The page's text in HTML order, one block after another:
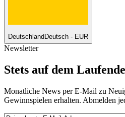
Deutschland Deutsch - EUR
Newsletter
Stets auf dem
Monatliche News per E-Mail zu
Gewinnspielen erhalten. Abmelden